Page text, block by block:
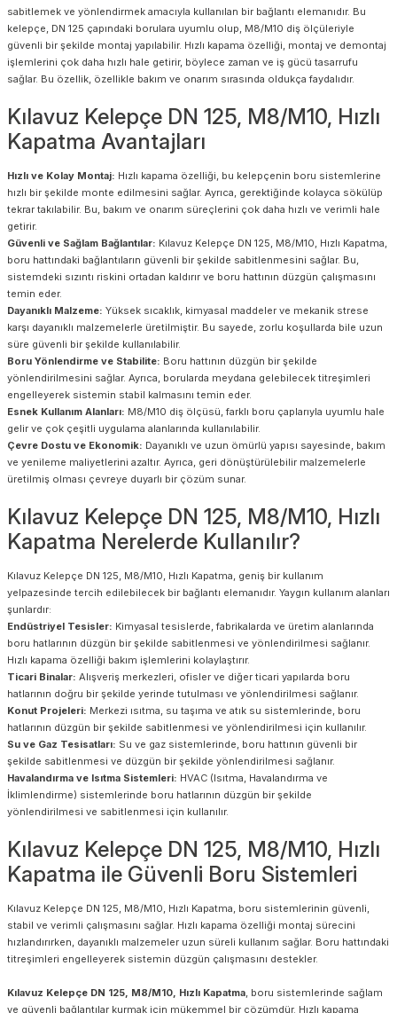
sabitlemek ve yönlendirmek amacıyla kullanılan bir bağlantı elemanıdır. Bu
kelepçe, DN 125 çapındaki borulara uyumlu olup, M8/M10 diş ölçüleriyle
güvenli bir şekilde montaj yapılabilir. Hızlı kapama özelliği, montaj ve demontaj
işlemlerini çok daha hızlı hale getirir, böylece zaman ve iş gücü tasarrufu
sağlar. Bu özellik, özellikle bakım ve onarım sırasında oldukça faydalıdır.
Kılavuz Kelepçe DN 125, M8/M10, Hızlı
Kapatma Avantajları
Hızlı ve Kolay Montaj: Hızlı kapama özelliği, bu kelepçenin boru sistemlerine
hızlı bir şekilde monte edilmesini sağlar. Ayrıca, gerektiğinde kolayca sökülüp
tekrar takılabilir. Bu, bakım ve onarım süreçlerini çok daha hızlı ve verimli hale
getirir.
Güvenli ve Sağlam Bağlantılar: Kılavuz Kelepçe DN 125, M8/M10, Hızlı Kapatma,
boru hattındaki bağlantıların güvenli bir şekilde sabitlenmesini sağlar. Bu,
sistemdeki sızıntı riskini ortadan kaldırır ve boru hattının düzgün çalışmasını
temin eder.
Dayanıklı Malzeme: Yüksek sıcaklık, kimyasal maddeler ve mekanik strese
karşı dayanıklı malzemelerle üretilmiştir. Bu sayede, zorlu koşullarda bile uzun
süre güvenli bir şekilde kullanılabilir.
Boru Yönlendirme ve Stabilite: Boru hattının düzgün bir şekilde
yönlendirilmesini sağlar. Ayrıca, borularda meydana gelebilecek titreşimleri
engelleyerek sistemin stabil kalmasını temin eder.
Esnek Kullanım Alanları: M8/M10 diş ölçüsü, farklı boru çaplarıyla uyumlu hale
gelir ve çok çeşitli uygulama alanlarında kullanılabilir.
Çevre Dostu ve Ekonomik: Dayanıklı ve uzun ömürlü yapısı sayesinde, bakım
ve yenileme maliyetlerini azaltır. Ayrıca, geri dönüştürülebilir malzemelerle
üretilmiş olması çevreye duyarlı bir çözüm sunar.
Kılavuz Kelepçe DN 125, M8/M10, Hızlı
Kapatma Nerelerde Kullanılır?
Kılavuz Kelepçe DN 125, M8/M10, Hızlı Kapatma, geniş bir kullanım
yelpazesinde tercih edilebilecek bir bağlantı elemanıdır. Yaygın kullanım alanları
şunlardır:
Endüstriyel Tesisler: Kimyasal tesislerde, fabrikalarda ve üretim alanlarında
boru hatlarının düzgün bir şekilde sabitlenmesi ve yönlendirilmesi sağlanır.
Hızlı kapama özelliği bakım işlemlerini kolaylaştırır.
Ticari Binalar: Alışveriş merkezleri, ofisler ve diğer ticari yapılarda boru
hatlarının doğru bir şekilde yerinde tutulması ve yönlendirilmesi sağlanır.
Konut Projeleri: Merkezi ısıtma, su taşıma ve atık su sistemlerinde, boru
hatlarının düzgün bir şekilde sabitlenmesi ve yönlendirilmesi için kullanılır.
Su ve Gaz Tesisatları: Su ve gaz sistemlerinde, boru hattının güvenli bir
şekilde sabitlenmesi ve düzgün bir şekilde yönlendirilmesi sağlanır.
Havalandırma ve Isıtma Sistemleri: HVAC (Isıtma, Havalandırma ve
İklimlendirme) sistemlerinde boru hatlarının düzgün bir şekilde
yönlendirilmesi ve sabitlenmesi için kullanılır.
Kılavuz Kelepçe DN 125, M8/M10, Hızlı
Kapatma ile Güvenli Boru Sistemleri
Kılavuz Kelepçe DN 125, M8/M10, Hızlı Kapatma, boru sistemlerinin güvenli,
stabil ve verimli çalışmasını sağlar. Hızlı kapama özelliği montaj sürecini
hızlandırırken, dayanıklı malzemeler uzun süreli kullanım sağlar. Boru hattındaki
titreşimleri engelleyerek sistemin düzgün çalışmasını destekler.
Kılavuz Kelepçe DN 125, M8/M10, Hızlı Kapatma , boru sistemlerinde sağlam
ve güvenli bağlantılar kurmak için mükemmel bir çözümdür. Hızlı kapama